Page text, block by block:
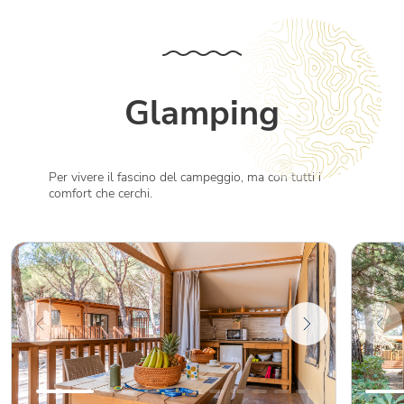
Glamping
Per vivere il fascino del campeggio, ma con tutti i
comfort che cerchi.